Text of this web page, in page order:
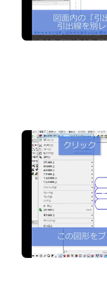
No.79 図面内の円/
2D CAD